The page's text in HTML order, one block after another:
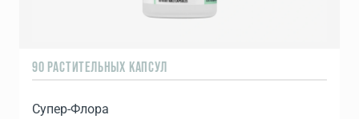
90 РАСТИТЕЛЬНЫХ КАПСУЛ
Супер-Флора